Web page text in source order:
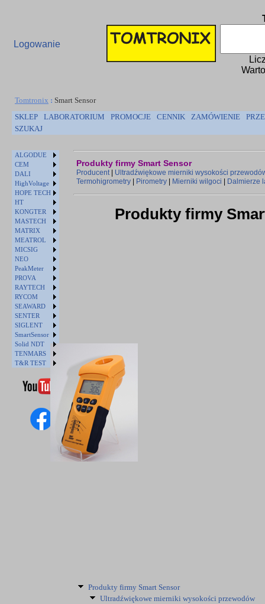
Logowanie
Tomtronix : Smart Sensor
SKLEP
LABORATORIUM PROMOCJE CENNIK ZAMÓWIENIE
SZUKAJ
ALGODUE
CEM
DALI
HighVoltage
HOPE TECH
HT
KONGTER
MASTECH
MATRIX
MEATROL
MICSIG
NEO
PeakMeter
PROVA
RAYTECH
RYCOM
SEAWARD
SENTER
SIGLENT
SmartSensor
Solid NDT
TENMARS
T&R TEST
Produkty firmy Smart Sensor
Producent| Ultradźwiękowe mierniki wysokości
Termohigrometry
Pirometry Mierniki wilgoci Dalmierze
Produkty firmy
Produkty firmy Smart Sensor
Ultradźwiękowe mierniki wysokości przewodów